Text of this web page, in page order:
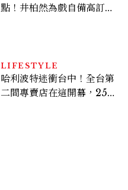
點！井柏然為戲自備高訂，
LIFESTYLE
哈利波特迷衝台中！全台第
二間專賣店在這開幕，25週